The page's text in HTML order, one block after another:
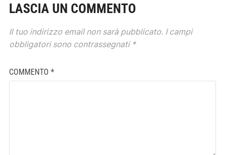
LASCIA UN COMMENTO
Il tuo indirizzo email non sarà pubblicato. I campi
obbligatori sono contrassegnati *
COMMENTO *